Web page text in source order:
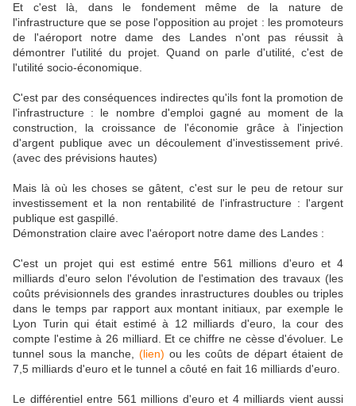
Et c'est là, dans le fondement même de la nature de
l'infrastructure que se pose l'opposition au projet : les promoteurs
de l'aéroport notre dame des Landes n'ont pas réussit à
démontrer l'utilité du projet. Quand on parle d'utilité, c'est de
l'utilité socio-économique.
C'est par des conséquences indirectes qu'ils font la promotion de
l'infrastructure : le nombre d'emploi gagné au moment de la
construction, la croissance de l'économie grâce à l'injection
d'argent publique avec un découlement d'investissement privé.
(avec des prévisions hautes)
Mais là où les choses se gâtent, c'est sur le peu de retour sur
investissement et la non rentabilité de l'infrastructure : l'argent
publique est gaspillé.
Démonstration claire avec l'aéroport notre dame des Landes :
C'est un projet qui est estimé entre 561 millions d'euro et 4
milliards d'euro selon l'évolution de l'estimation des travaux (les
coûts prévisionnels des grandes inrastructures doubles ou triples
dans le temps par rapport aux montant initiaux, par exemple le
Lyon Turin qui était estimé à 12 milliards d'euro, la cour des
compte l'estime à 26 milliard. Et ce chiffre ne cèsse d'évoluer. Le
tunnel sous la manche, (lien) ou les coûts de départ étaient de
7,5 milliards d'euro et le tunnel a côuté en fait 16 milliards d'euro.
Le différentiel entre 561 millions d'euro et 4 milliards vient aussi